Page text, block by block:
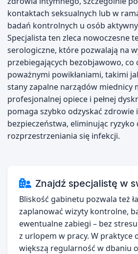
kontaktach seksualnych lub w
badań kontrolnych u osób
Specjalista ten zleca nowoczesne
serologiczne, które pozwalają na
przebiegających bezobjawowo, co
poważnymi powikłaniami, takimi
stany zapalne narządów miednicy
profesjonalnej opiece i pełnej
pomaga szybko odzyskać zdrowie
bezpieczeństwa, eliminując ryzyko
rozprzestrzeniania się infekcji.
Znajdź specjalistę w
Bliskość gabinetu pozwala też
zaplanować wizyty kontrolne,
ewentualne zabiegi – bez
z urlopem w pracy. W praktyce
większą regularność w dbaniu